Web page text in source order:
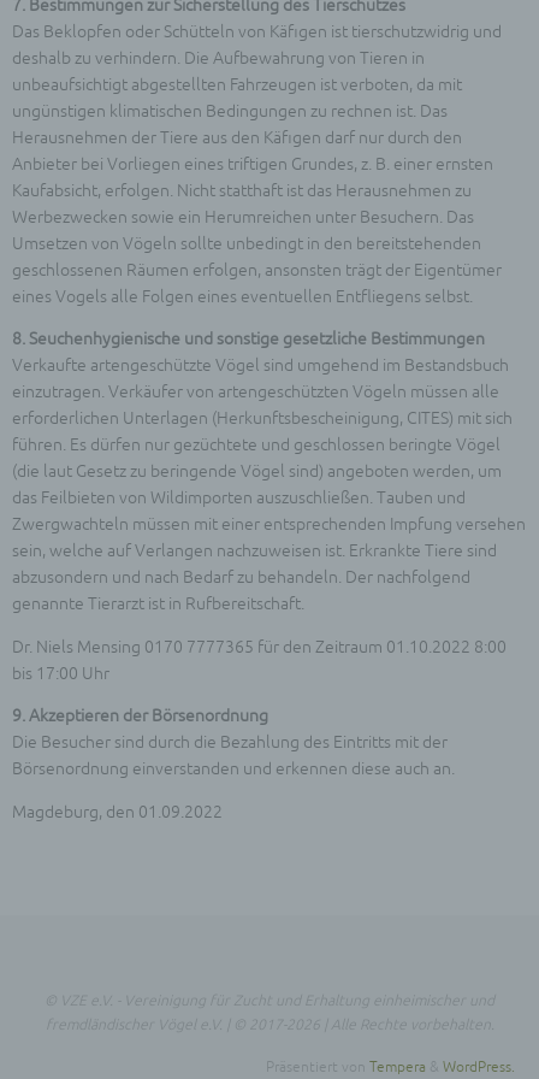
7. Bestimmungen zur Sicherstellung des Tierschutzes
Das Beklopfen oder Schütteln von Käfigen ist tierschutzwidrig und
deshalb zu verhindern. Die Aufbewahrung von Tieren in
unbeaufsichtigt abgestellten Fahrzeugen ist verboten, da mit
ungünstigen klimatischen Bedingungen zu rechnen ist. Das
Herausnehmen der Tiere aus den Käfigen darf nur durch den
Anbieter bei Vorliegen eines triftigen Grundes, z. B. einer ernsten
Kaufabsicht, erfolgen. Nicht statthaft ist das Herausnehmen zu
Werbezwecken sowie ein Herumreichen unter Besuchern. Das
Umsetzen von Vögeln sollte unbedingt in den bereitstehenden
geschlossenen Räumen erfolgen, ansonsten trägt der Eigentümer
eines Vogels alle Folgen eines eventuellen Entfliegens selbst.
8. Seuchenhygienische und sonstige gesetzliche Bestimmungen
Verkaufte artengeschützte Vögel sind umgehend im Bestandsbuch
einzutragen. Verkäufer von artengeschützten Vögeln müssen alle
erforderlichen Unterlagen (Herkunftsbescheinigung, CITES) mit sich
führen. Es dürfen nur gezüchtete und geschlossen beringte Vögel
(die laut Gesetz zu beringende Vögel sind) angeboten werden, um
das Feilbieten von Wildimporten auszuschließen. Tauben und
Zwergwachteln müssen mit einer entsprechenden Impfung versehen
sein, welche auf Verlangen nachzuweisen ist. Erkrankte Tiere sind
abzusondern und nach Bedarf zu behandeln. Der nachfolgend
genannte Tierarzt ist in Rufbereitschaft.
Dr. Niels Mensing 0170 7777365 für den Zeitraum 01.10.2022 8:00
bis 17:00 Uhr
9. Akzeptieren der Börsenordnung
Die Besucher sind durch die Bezahlung des Eintritts mit der
Börsenordnung einverstanden und erkennen diese auch an.
Magdeburg, den 01.09.2022
© VZE e.V. - Vereinigung für Zucht und Erhaltung einheimischer und
fremdländischer Vögel e.V. | © 2017-2026 | Alle Rechte vorbehalten.
Präsentiert von Tempera & WordPress.
Kennung wie einem Namen, zu einer
Kennnummer, zu Standortdaten, zu einer Online-
Kennung oder zu einem oder mehreren
besonderen Merkmalen, die Ausdruck der
physischen, physiologischen, genetischen,
psychischen, wirtschaftlichen, kulturellen oder
sozialen Identität dieser natürlichen Person sind,
identifiziert werden kann.
b) betroffene Person
Betroffene Person ist jede identifizierte oder
identifizierbare natürliche Person, deren
personenbezogene Daten von dem für die
Verarbeitung Verantwortlichen verarbeitet werden.
c) Verarbeitung
Verarbeitung ist jeder mit oder ohne Hilfe
automatisierter Verfahren ausgeführte Vorgang
oder jede solche Vorgangsreihe im
Zusammenhang mit personenbezogenen Daten
wie das Erheben, das Erfassen, die Organisation,
das Ordnen, die Speicherung, die Anpassung oder
Veränderung, das Auslesen, das Abfragen, die
Verwendung, die Offenlegung durch Übermittlung,
Verbreitung oder eine andere Form der
Bereitstellung, den Abgleich oder die Verknüpfung,
die Einschränkung, das Löschen oder die
Vernichtung.
Einschränkung der Verarbeitung ist die Markierung
gespeicherter personenbezogener Daten mit dem
Ziel, ihre künftige Verarbeitung einzuschränken.
e) Profiling
Gesundheit, persönlicher Vorlieben, Interessen,
Zuverlässigkeit, Verhalten, Aufenthaltsort oder
Ortswechsel dieser natürlichen Person zu